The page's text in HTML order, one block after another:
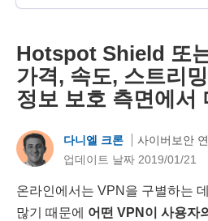
Hotspot Shield 또
가격, 속도, 스트리
정보 보호 측면에서
다니엘 크론
사이버보안
업데이트 날짜 2019/01/21
온라인에서는 VPN을 구별하는
많기 때문에 어떤 VPN이 사용자